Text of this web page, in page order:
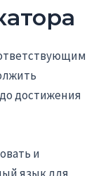
достижения
и